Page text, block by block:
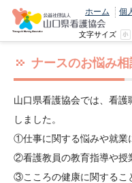
ホーム 個
文字サイズ
ナースのお悩み相
山口県看護協会では、看
しました。
①仕事に関する悩みや就業
②看護教員の教育指導や授
③こころの健康に関するこ